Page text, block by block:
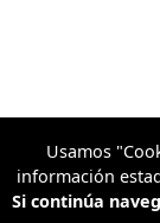
Usamos
información
Si continúa